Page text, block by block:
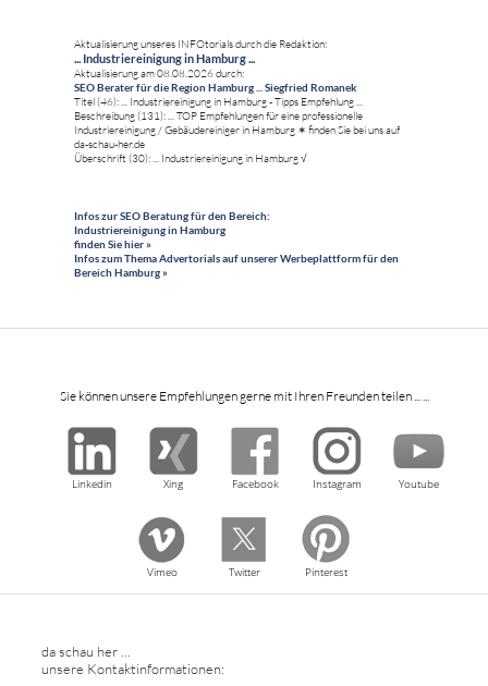
Aktualisierung unseres INFOtorials durch die Redaktion:
... Industriereinigung in Hamburg ...
Aktualisierung am 08.08.2026 durch:
SEO Berater für die Region Hamburg ... Siegfried Romanek
Titel (46): ... Industriereinigung in Hamburg - Tipps Empfehlung ...
Beschreibung (131): ... TOP Empfehlungen für eine professionelle
Industriereinigung / Gebäudereiniger in Hamburg ✶ finden Sie bei uns auf
da-schau-her.de
Überschrift (30): ... Industriereinigung in Hamburg √
Infos zur SEO Beratung für den Bereich:
Industriereinigung in Hamburg
finden Sie hier »
Infos zum Thema Advertorials auf unserer Werbeplattform für den
Bereich Hamburg »
Sie können unsere Empfehlungen gerne mit Ihren Freunden teilen ... ...
Linkedin Xing Facebook Instagram Youtube
Vimeo Twitter Pinterest
da schau her ...
unsere Kontaktinformationen: